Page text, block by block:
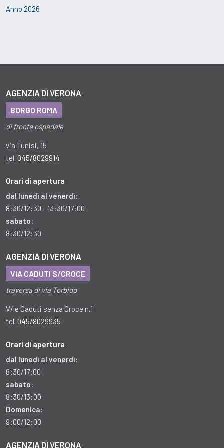
Anno 2026
AGENZIA DI VERONA
BORGO ROMA
di fronte ospedale
via Tunisi, 15
tel. 045/8029914
Orari di apertura
dal lunedì al venerdì:
8:30/12:30 - 13:30/17:00
sabato:
8:30/12:30
AGENZIA DI VERONA
VIA CADUTI S/CROCE
traversa di via Torbido
V/le Caduti senza Croce n.1
tel. 045/8029935
Orari di apertura
dal lunedì al venerdì:
8:30/17:00
sabato:
8:30/13:00
Domenica:
9:00/12:00
AGENZIA DI VERONA